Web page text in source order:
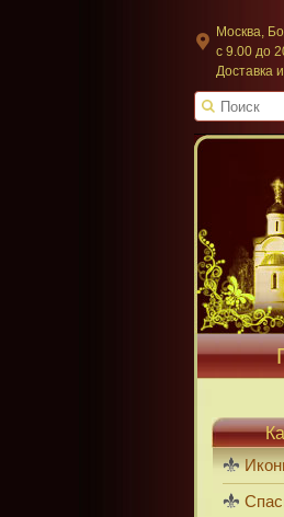
Москва,
c 9.00 до
Доставка